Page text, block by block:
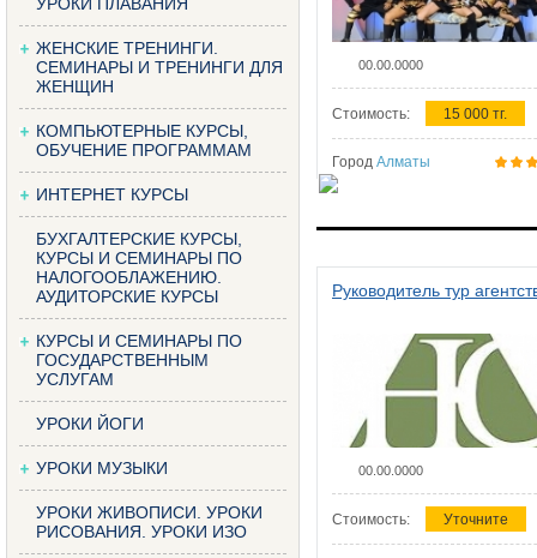
ЖЕНСКИЕ ТРЕНИНГИ.
СЕМИНАРЫ И ТРЕНИНГИ ДЛЯ
ЖЕНЩИН
КОМПЬЮТЕРНЫЕ КУРСЫ,
ОБУЧЕНИЕ ПРОГРАММАМ
ИНТЕРНЕТ КУРСЫ
БУХГАЛТЕРСКИЕ КУРСЫ,
КУРСЫ И СЕМИНАРЫ ПО
НАЛОГООБЛАЖЕНИЮ.
АУДИТОРСКИЕ КУРСЫ
КУРСЫ И СЕМИНАРЫ ПО
ГОСУДАРСТВЕННЫМ
УСЛУГАМ
УРОКИ ЙОГИ
УРОКИ МУЗЫКИ
УРОКИ ЖИВОПИСИ. УРОКИ
РИСОВАНИЯ. УРОКИ ИЗО
00.00.0000
Стоимость: 15 000 тг.
Город Алматы
Руководитель тур
00.00.0000
Стоимость: Уточните